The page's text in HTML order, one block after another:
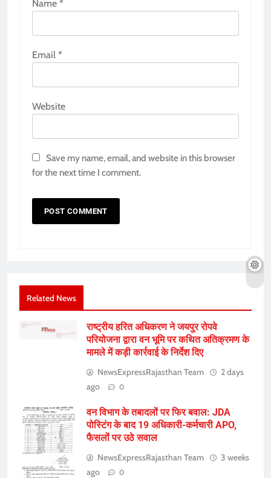
Name *
Email *
Website
Save my name, email, and website in this browser
for the next time I comment.
Related News
राष्ट्रीय हरित अधिकरण ने जयपुर रोपवे
परियोजना द्वारा वन भूमि पर कथित अतिक्रमण के
मामले में कड़ी कार्रवाई के निर्देश दिए
NewsExpressRajasthan Team
2 days
ago
0
वन विभाग के तबादलों पर फिर बवाल: JDA
पोस्टिंग के बाद 19 अधिकारी-कर्मचारी APO,
फैसलों पर उठे सवाल
NewsExpressRajasthan Team
3 weeks
ago
0